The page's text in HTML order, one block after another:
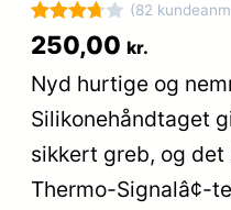
Bedømt
3.7ud
af 5
baseret
82
kundebed
(82
250,00 kr.
Nyd hurtige og
Silikonehåndtaget
sikkert greb, og
Thermo-Signalâ¢-